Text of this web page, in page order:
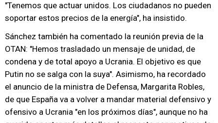
"Tenemos que actuar unidos. Los ciudadanos no pueden
soportar estos precios de la energía", ha insistido.
Sánchez también ha comentado la reunión previa de la
OTAN: "Hemos trasladado un mensaje de unidad, de
condena y de total apoyo a Ucrania. El objetivo es que
Putin no se salga con la suya". Asimismo, ha recordado
el anuncio de la ministra de Defensa, Margarita Robles,
de que España va a volver a mandar material defensivo y
ofensivo a Ucrania "en los próximos días", aunque no ha